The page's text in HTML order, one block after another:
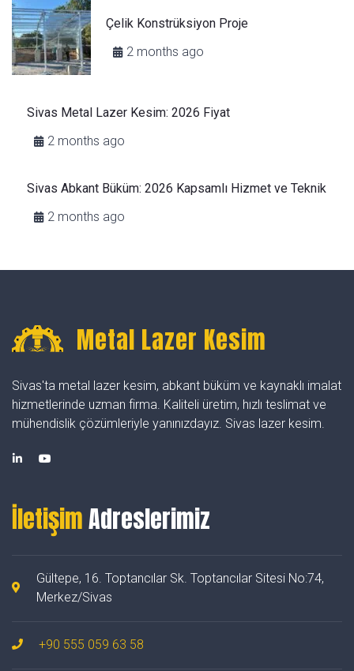
Çelik Konstrüksiyon Proje
2 months ago
Sivas Metal Lazer Kesim: 2026 Fiyat
2 months ago
Sivas Abkant Büküm: 2026 Kapsamlı Hizmet ve Teknik
2 months ago
Metal Lazer Kesim
Sivas'ta metal lazer kesim, abkant büküm ve kaynaklı imalat
hizmetlerinde uzman firma. Kaliteli üretim, hızlı teslimat ve
mühendislik çözümleriyle yanınızdayız. Sivas lazer kesim.
İletişimAdreslerimiz
Gültepe, 16. Toptancılar Sk. Toptancılar Sitesi No:74,
Merkez/Sivas
+90 555 059 63 58